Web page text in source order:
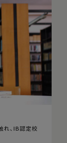
れ、IB認定校